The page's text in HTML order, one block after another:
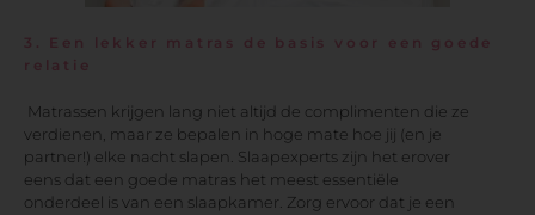
3. Een lekker matras de basis voor een goede
relatie
Matrassen krijgen lang niet altijd de complimenten die ze
verdienen, maar ze bepalen in hoge mate hoe jij (en je
partner!) elke nacht slapen. Slaapexperts zijn het erover
eens dat een goede matras het meest essentiële
onderdeel is van een slaapkamer. Zorg ervoor dat je een